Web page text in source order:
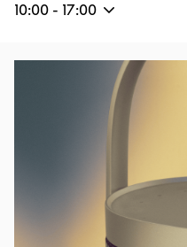
10:00 - 17:00
Imagen del evento